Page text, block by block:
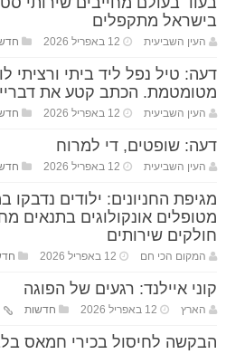
בישראל מתקפלים
העין השביעית 12 באפריל 2026
דעה: טיל נפל ליד ביתי ורציתי
מטומטמת. הכתב קטע את דבריי
העין השביעית 12 באפריל 2026
דעה: שופטים, די למרוח
העין השביעית 12 באפריל 2026
מגיפת החניונים: ילודים נדבקו
מטופלים אונקולוגים בתנאים
חולקים שירותים
המקום הכי חם 12 באפריל 2026
קוני איילנד: רגעים של הפוגה
הארץ 12 באפריל 2026 חדשות
הבקשה לחיסול בכירי חמאס